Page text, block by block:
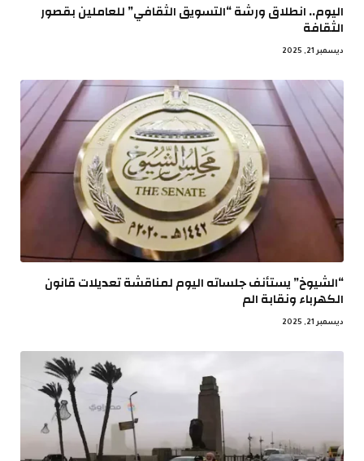
اليوم.. انطلاق ورشة “التسويق الثقافي” للعاملين بقصور
الثقافة
ديسمبر 21, 2025
“الشيوخ” يستأنف جلساته اليوم لمناقشة تعديلات قانون
الكهرباء ونقابة الم
ديسمبر 21, 2025